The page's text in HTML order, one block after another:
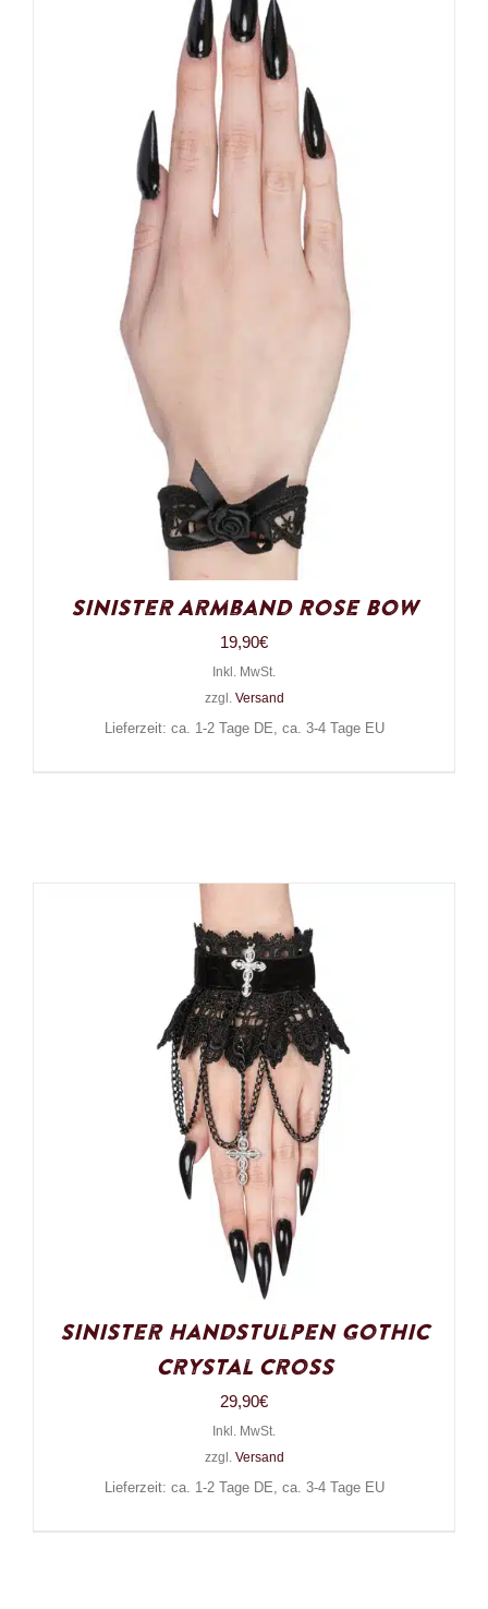
Sinister Armband Rose Bow
19,90€
Inkl. MwSt.
zzgl. Versand
Lieferzeit: ca. 1-2 Tage DE, ca. 3-4 Tage EU
Sinister Handstulpen Gothic
Crystal Cross
29,90€
Inkl. MwSt.
zzgl. Versand
Lieferzeit: ca. 1-2 Tage DE, ca. 3-4 Tage EU